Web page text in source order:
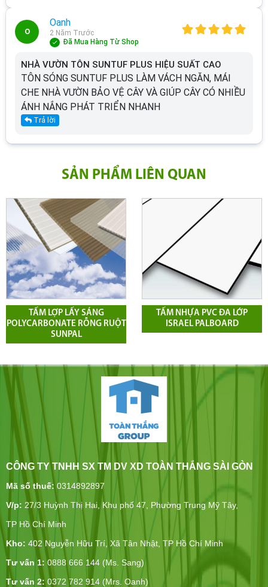
O
Oanh
2 Năm Trước
Đã Mua Hàng Từ Shop
NHÀ VƯỜN TÔN SUNTUF PLUS HIỆU SUẤT CAO
TÔN SÓNG SUNTUF PLUS LÀM VÁCH NGĂN, MÁI
CHE NHÀ VƯỜN BẢO VỆ CÂY VÀ GIÚP CÂY CÓ NHIỀU
ÁNH NẮNG PHÁT TRIỂN NHANH
Trả lời
SẢN PHẨM LIÊN QUAN
LỢP LẤY SÁNG
RỖNG RUỘT
TẤM NHỰA PVC ĐA LỚP
ISRAEL PALBOARD
CÔNG TY TNHH SX TM DV XD TOÀN THẮNG SÀI GÒN
Mã số thuế: 0314892897
V/p: 27/3 Huỳnh Thị Hai, Khu phố 47, Phường Trung Mỹ Tây,
TP Hồ Chí Minh
Kho: 402 Nguyễn Hữu Trí, Xã Tân Nhật, TP Hồ Chí Minh
Tư vấn 1: 0888 666 144 (Ms. Sang)
Tư vấn 2: 0372 782 914 (Mrs. Oanh)